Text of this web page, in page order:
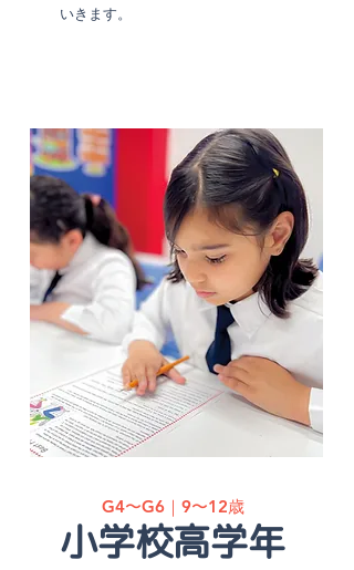
いきます。
G4〜G6｜9〜12歳
小学校高学年